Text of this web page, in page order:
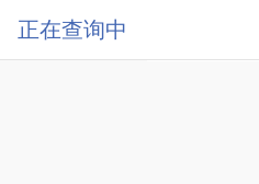
正在查询中